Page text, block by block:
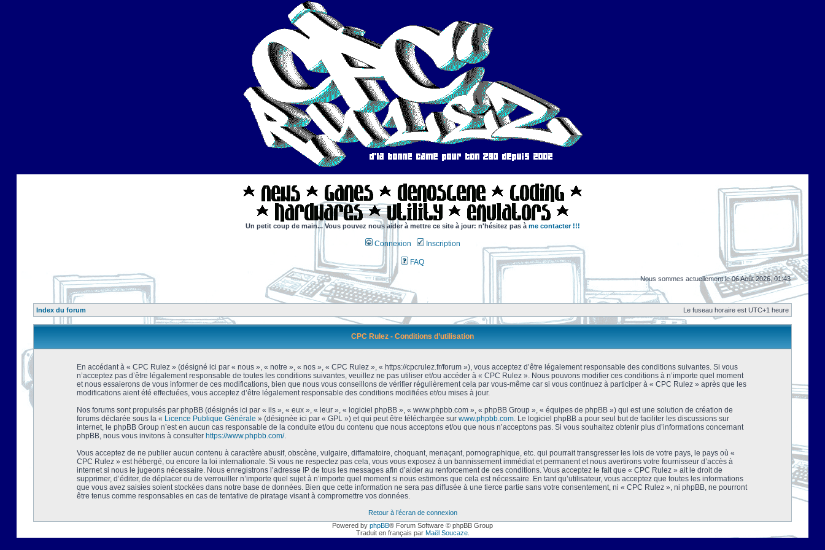
Un petit coup de main... Vous pouvez nous aider à mettre ce site à jour: n'hésitez pas à me contacter !!!
Connexion Inscription
FAQ
Nous sommes actuellement le 06 Août 2026, 01:43
Index du forum Le fuseau horaire est UTC+1 heure
CPC Rulez - Conditions d’utilisation
En accédant à « CPC Rulez » (désigné ici par « nous », « notre », « nos », « CPC Rulez », « https://cpcrulez.fr/forum »), vous acceptez d’être légalement responsable des conditions suivantes. Si vous
n’acceptez pas d’être légalement responsable de toutes les conditions suivantes, veuillez ne pas utiliser et/ou accéder à « CPC Rulez ». Nous pouvons modifier ces conditions à n’importe quel moment
et nous essaierons de vous informer de ces modifications, bien que nous vous conseillons de vérifier régulièrement cela par vous-même car si vous continuez à participer à « CPC Rulez » après que les
modifications aient été effectuées, vous acceptez d’être légalement responsable des conditions modifiées et/ou mises à jour.
Nos forums sont propulsés par phpBB (désignés ici par « ils », « eux », « leur », « logiciel phpBB », « www.phpbb.com », « phpBB Group », « équipes de phpBB ») qui est une solution de création de
forums déclarée sous la « Licence Publique Générale » (désignée ici par « GPL ») et qui peut être téléchargée sur www.phpbb.com. Le logiciel phpBB a pour seul but de faciliter les discussions sur
internet, le phpBB Group n’est en aucun cas responsable de la conduite et/ou du contenu que nous acceptons et/ou que nous n’acceptons pas. Si vous souhaitez obtenir plus d’informations concernant
phpBB, nous vous invitons à consulter https://www.phpbb.com/.
Vous acceptez de ne publier aucun contenu à caractère abusif, obscène, vulgaire, diffamatoire, choquant, menaçant, pornographique, etc. qui pourrait transgresser les lois de votre pays, le pays où «
CPC Rulez » est hébergé, ou encore la loi internationale. Si vous ne respectez pas cela, vous vous exposez à un bannissement immédiat et permanent et nous avertirons votre fournisseur d’accès à
internet si nous le jugeons nécessaire. Nous enregistrons l’adresse IP de tous les messages afin d’aider au renforcement de ces conditions. Vous acceptez le fait que « CPC Rulez » ait le droit de
supprimer, d’éditer, de déplacer ou de verrouiller n’importe quel sujet à n’importe quel moment si nous estimons que cela est nécessaire. En tant qu’utilisateur, vous acceptez que toutes les informations
que vous avez saisies soient stockées dans notre base de données. Bien que cette information ne sera pas diffusée à une tierce partie sans votre consentement, ni « CPC Rulez », ni phpBB, ne pourront
être tenus comme responsables en cas de tentative de piratage visant à compromettre vos données.
Retour à l’écran de connexion
Powered by phpBB® Forum Software © phpBB Group
Traduit en français par Maël Soucaze.